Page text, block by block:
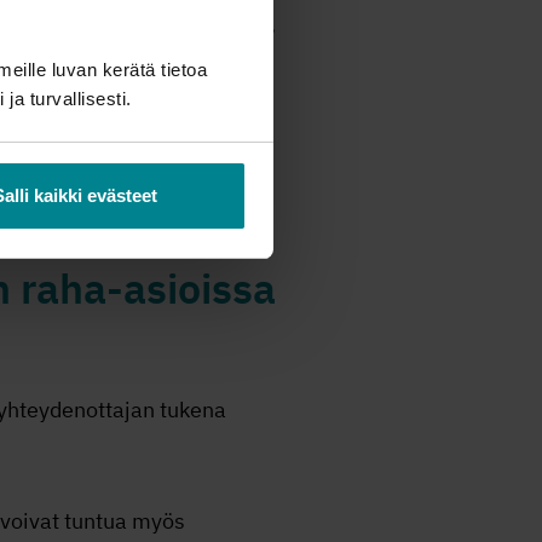
luvan kerätä tietoa
ja turvallisesti.
kaikki evästeet
ravinnon, ihmissuhteiden,
lähteä
usein toivottomuuden
raha-asioissa
tukena
tuntua myös